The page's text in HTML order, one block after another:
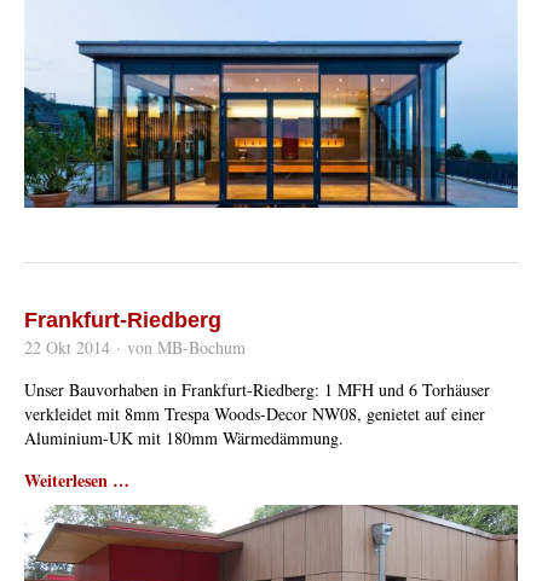
Frankfurt-Riedberg
22 Okt 2014 · von MB-Bochum
Unser Bauvorhaben in Frankfurt-Riedberg: 1 MFH und 6 Torhäuser
verkleidet mit 8mm Trespa Woods-Decor NW08, genietet auf einer
Aluminium-UK mit 180mm Wärmedämmung.
Weiterlesen …